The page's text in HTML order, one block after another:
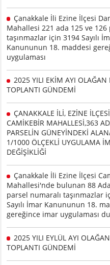
Çanakkale İli Ezine İlçesi
Mahallesi 221 ada 125 ve 126
taşınmazlar için 3194 Sayılı
Kanununun 18. maddesi
uygulaması
2025 YILI EKİM AYI OLAĞAN
TOPLANTI GÜNDEMİ
ÇANAKKALE İLİ, EZİNE
CAMİKEBİR MAHALLESİ,363
PARSELİN GÜNEYİNDEKİ
1/1000 ÖLÇEKLİ UYGULAMA
DEĞİŞİKLİĞİ
Çanakkale İli Ezine İlçesi
Mahallesi'nde bulunan 88
parsel numaralı taşınmazlar
Sayılı İmar Kanununun 18.
gereğince imar uygulaması
2025 YILI EYLÜL AYI
TOPLANTI GÜNDEMİ